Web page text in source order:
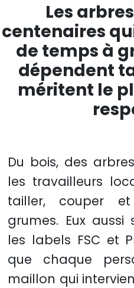
Les
centenaires
de temps à
dépendent
méritent le
Du bois, des
les travailleurs
tailler, couper
grumes. Eux
les labels FSC et
que chaque
maillon qui